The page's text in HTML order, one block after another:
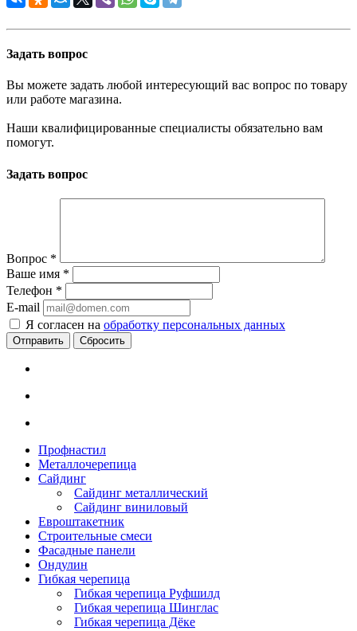
Задать вопрос
Вы можете задать любой интересующий вас вопрос по товару
или работе магазина.
Наши квалифицированные специалисты обязательно вам
помогут.
Задать вопрос
Вопрос *
Ваше имя *
Телефон *
E-mail
Я согласен на обработку персональных данных
Сбросить
Профнастил
Металлочерепица
Сайдинг
Сайдинг металлический
Сайдинг виниловый
Евроштакетник
Строительные смеси
Фасадные панели
Ондулин
Гибкая черепица
Гибкая черепица Руфшилд
Гибкая черепица Шинглас
Гибкая черепица Дёке